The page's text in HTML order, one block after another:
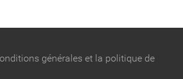
générales et la politique de